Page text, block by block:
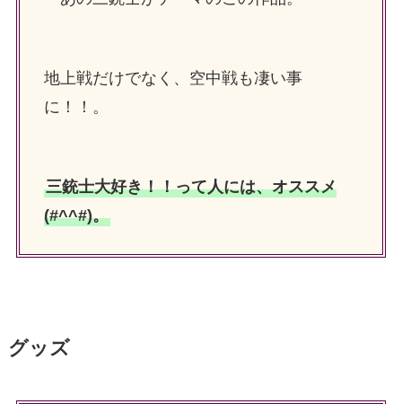
地上戦だけでなく、空中戦も凄い事
に！！。
三銃士大好き！！って人には、オススメ
(#^^#)。
グッズ